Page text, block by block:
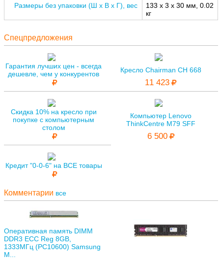
Размеры без упаковки (Ш x В x Г), вес
133 x 3 x 30 мм, 0.02
кг
Спецпредложения
Гарантия лучших цен - всегда
дешевле, чем у конкурентов
Кресло Chairman CH 668
11 423
Скидка 10% на кресло при
покупке с компьютерным
столом
Компьютер Lenovo
ThinkCentre M79 SFF
6 500
Кредит "0-0-6" на ВСЕ товары
Комментарии все
Оперативная память DIMM
DDR3 ECC Reg 8GB,
1333МГц (PC10600) Samsung
M...